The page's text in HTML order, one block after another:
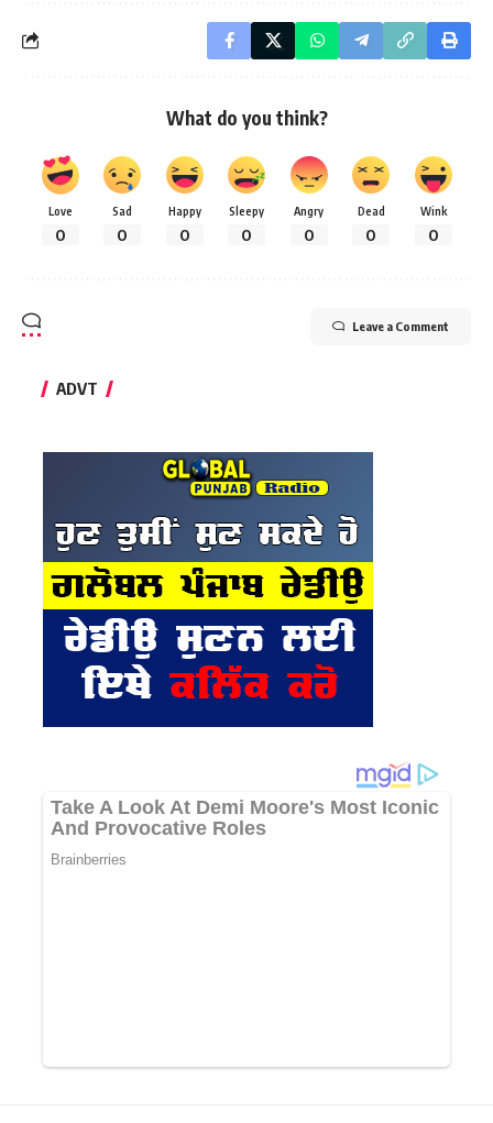
What do you think?
Love
0
Sad
0
Happy
0
Sleepy
0
Angry
0
Dead
0
Wink
0
Leave a Comment
ADVT